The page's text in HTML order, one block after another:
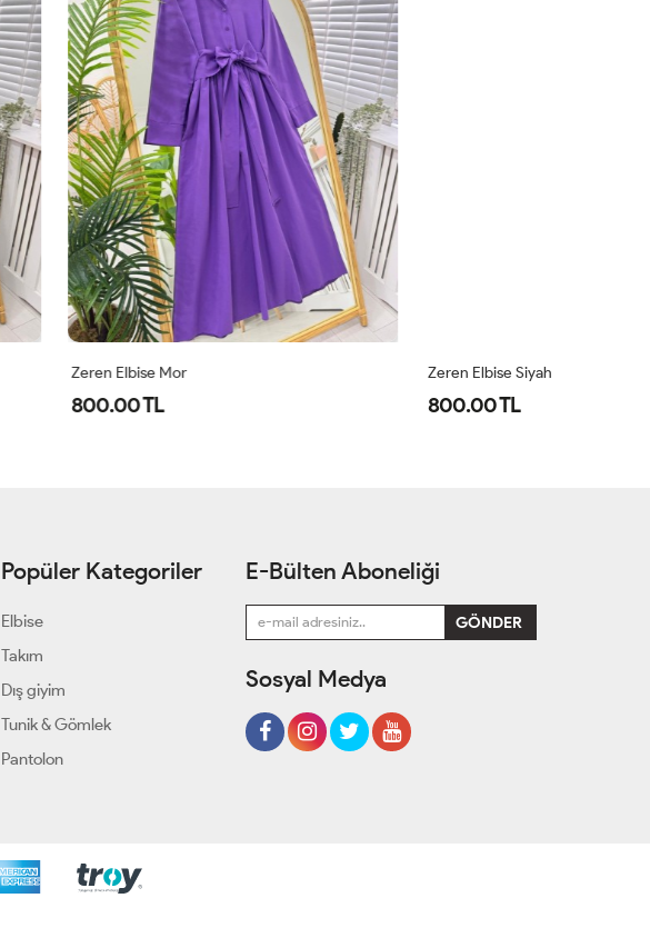
Popüler Kategoriler
Elbise
Takım
Dış giyim
Tunik & Gömlek
Pantolon
E-Bülten Aboneliği
Sosyal Medya